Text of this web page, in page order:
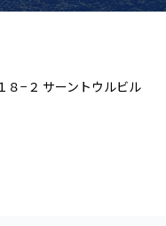
８−２ サーントウルビル